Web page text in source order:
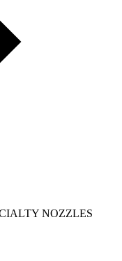
NOZZLES